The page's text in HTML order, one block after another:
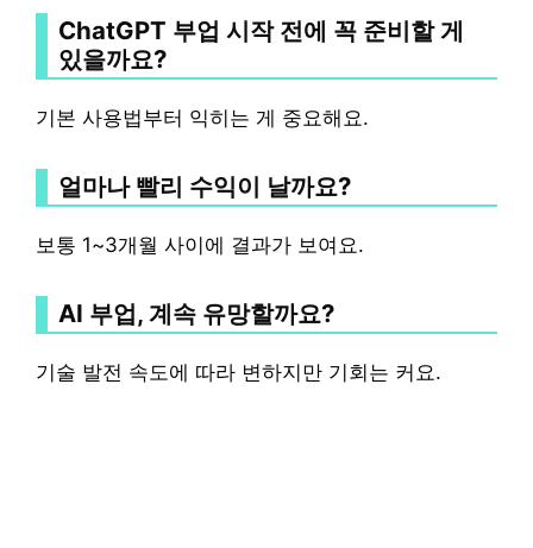
ChatGPT 부업 시작 전에 꼭 준비할 게
있을까요?
기본 사용법부터 익히는 게 중요해요.
얼마나 빨리 수익이 날까요?
보통 1~3개월 사이에 결과가 보여요.
AI 부업, 계속 유망할까요?
기술 발전 속도에 따라 변하지만 기회는 커요.